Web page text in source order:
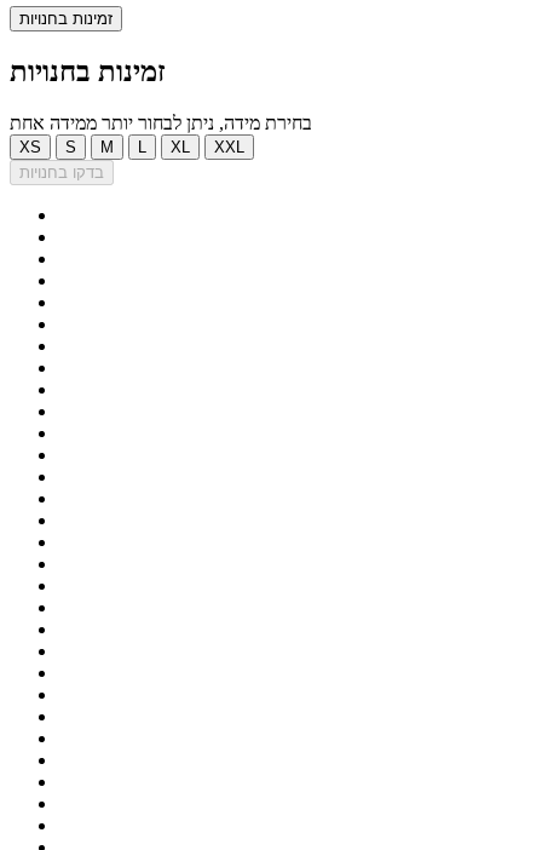
זמינות בחנויות
זמינות בחנויות
בחירת מידה, ניתן לבחור יותר ממידה אחת
XS S M XL
XXL
בדקו בחנויות